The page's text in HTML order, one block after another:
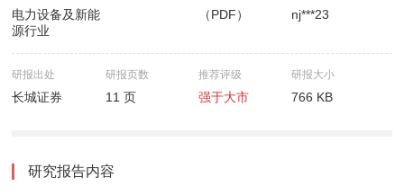
电力设备及新能
源行业
（PDF） nj***23
研报出处
长城证券
研报页数
11 页
推荐评级
强于大市
研报大小
766 KB
研究报告内容